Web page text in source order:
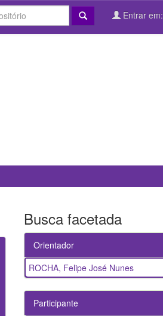
Entrar em:
Busca facetada
Orientador
ROCHA, Felipe José Nunes
Participante